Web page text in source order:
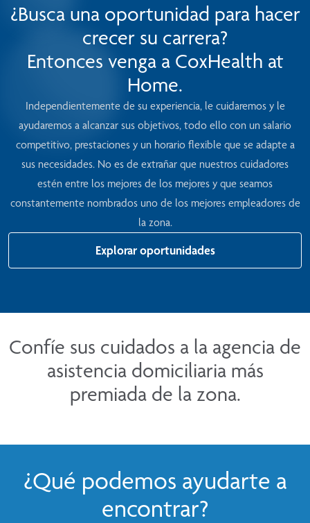
¿Busca una oportunidad para hacer
crecer su carrera?
Entonces venga a CoxHealth at
Home.
Independientemente de su experiencia, le cuidaremos y le
ayudaremos a alcanzar sus objetivos, todo ello con un salario
competitivo, prestaciones y un horario flexible que se adapte a
sus necesidades. No es de extrañar que nuestros cuidadores
estén entre los mejores de los mejores y que seamos
constantemente nombrados uno de los mejores empleadores de
la zona.
Explorar oportunidades
Confíe sus cuidados a la agencia de
asistencia domiciliaria más
premiada de la zona.
¿Qué podemos ayudarte a
encontrar?